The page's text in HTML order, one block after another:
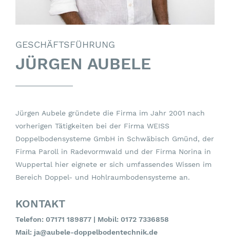
GESCHÄFTSFÜHRUNG
JÜRGEN AUBELE
Jürgen Aubele gründete die Firma im Jahr 2001 nach
vorherigen Tätigkeiten bei der Firma WEISS
Doppelbodensysteme GmbH in Schwäbisch Gmünd, der
Firma Paroll in Radevormwald und der Firma Norina in
Wuppertal hier eignete er sich umfassendes Wissen im
Bereich Doppel- und Hohlraumbodensysteme an.
KONTAKT
Telefon: 07171 189877| Mobil: 0172 7336858
Mail: ja@aubele-doppelbodentechnik.de